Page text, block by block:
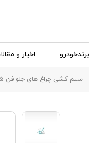
برندخودرو اخبار و
سیم کشی چراغ های جلو فن TU5 پژو پارس ، YG20242228